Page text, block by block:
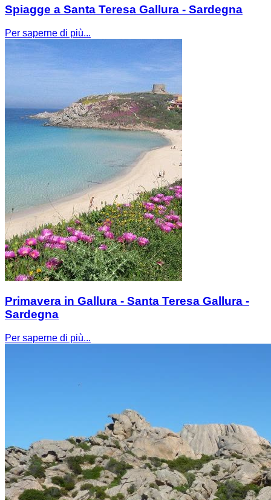
Spiagge a Santa Teresa Gallura - Sardegna
Per saperne di più...
Primavera in Gallura - Santa Teresa Gallura -
Sardegna
Per saperne di più...